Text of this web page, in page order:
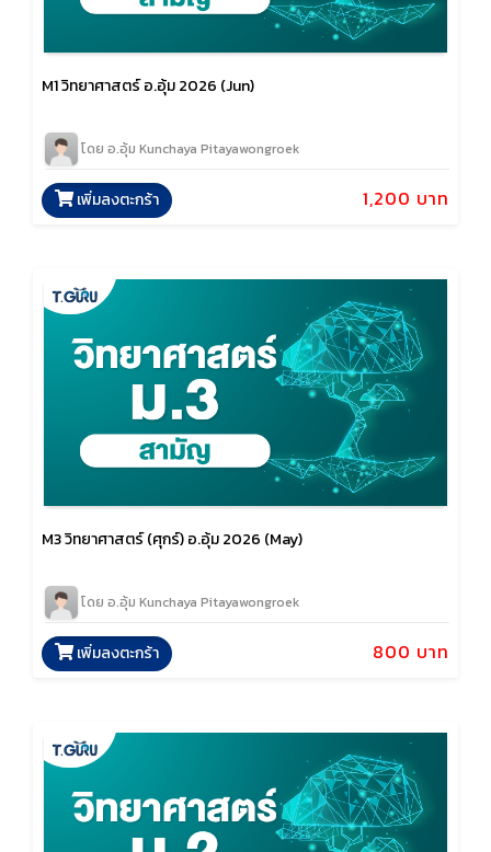
M1 วิทยาศาสตร์ อ.อุ้ม 2026 (Jun)
โดย อ.อุ้ม Kunchaya Pitayawongroek
1,200 บาท
เพิ่มลงตะกร้า
M3 วิทยาศาสตร์ (ศุกร์) อ.อุ้ม 2026 (May)
โดย อ.อุ้ม Kunchaya Pitayawongroek
800 บาท
เพิ่มลงตะกร้า